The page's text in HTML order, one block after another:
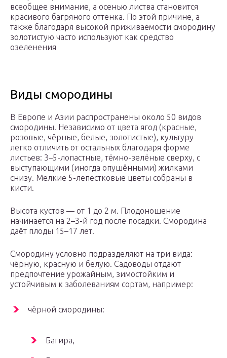
всеобщее внимание, а осенью листва становится
красивого багряного оттенка. По этой причине, а
также благодаря высокой приживаемости смородину
золотистую часто используют как средство
озеленения
Виды смородины
В Европе и Азии распространены около 50 видов
смородины. Независимо от цвета ягод (красные,
розовые, чёрные, белые, золотистые), культуру
легко отличить от остальных благодаря форме
листьев: 3–5-лопастные, тёмно-зелёные сверху, с
выступающими (иногда опушёнными) жилками
снизу. Мелкие 5-лепестковые цветы собраны в
кисти.
Высота кустов — от 1 до 2 м. Плодоношение
начинается на 2–3-й год после посадки. Смородина
даёт плоды 15–17 лет.
Смородину условно подразделяют на три вида:
чёрную, красную и белую. Садоводы отдают
предпочтение урожайным, зимостойким и
устойчивым к заболеваниям сортам, например:
чёрной смородины:
Багира,